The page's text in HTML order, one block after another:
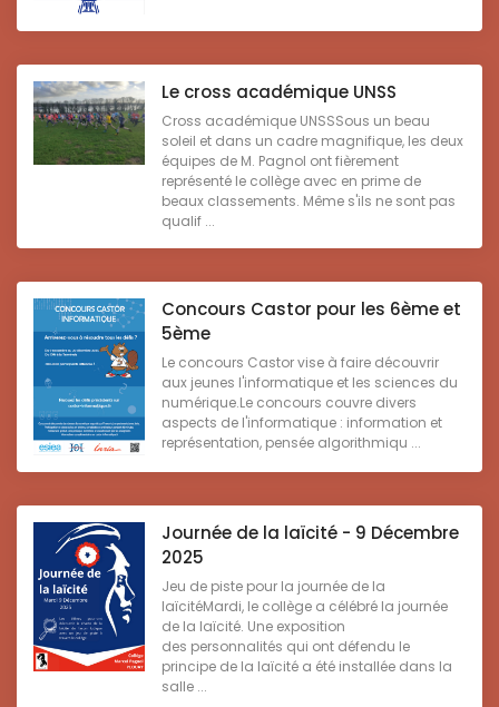
Le cross académique UNSS
Cross académique UNSSSous un beau
soleil et dans un cadre magnifique, les deux
équipes de M. Pagnol ont fièrement
représenté le collège avec en prime de
beaux classements. Même s'ils ne sont pas
qualif ...
Concours Castor pour les 6ème et
5ème
Le concours Castor vise à faire découvrir
aux jeunes l'informatique et les sciences du
numérique.Le concours couvre divers
aspects de l'informatique : information et
représentation, pensée algorithmiqu ...
Journée de la laïcité - 9 Décembre
2025
Jeu de piste pour la journée de la
laïcitéMardi, le collège a célébré la journée
de la laïcité. Une exposition
des personnalités qui ont défendu le
principe de la laïcité a été installée dans la
salle ...